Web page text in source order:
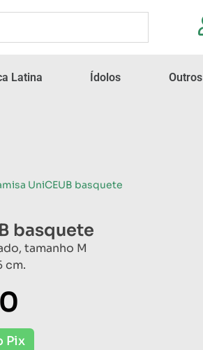
Latina Ídolos Outros
UniCEUB basquete
basquete
tamanho M
cm.
Pix